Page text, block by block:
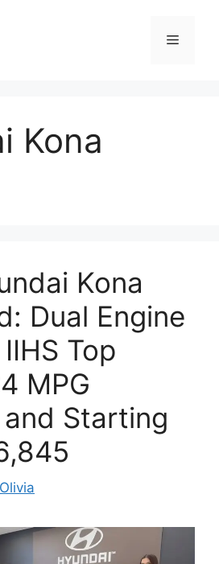
Menu
Kona
Kona
Dual Engine
Top
MPG
Starting
Olivia